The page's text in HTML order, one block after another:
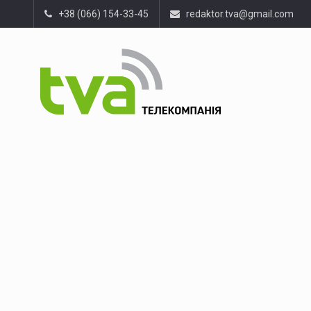
+38 (066) 154-33-45 redaktor.tva@gmail.com